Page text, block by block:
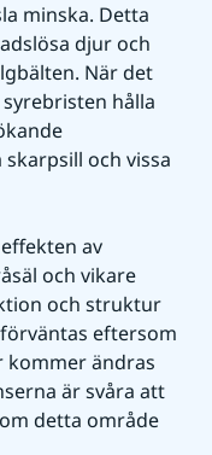
minska. Detta
djur och
När det
hålla
och vissa
av
och vikare
och struktur
eftersom
ändras
är svåra att
detta område